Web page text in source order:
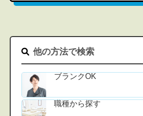
他の方法で検索
ブランクOK
職種から探す